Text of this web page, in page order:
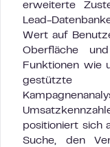
erweiterte
Lead-
Wert auf
Oberfläche
Funktionen wie
gestützte
positioniert sich
Suche, den